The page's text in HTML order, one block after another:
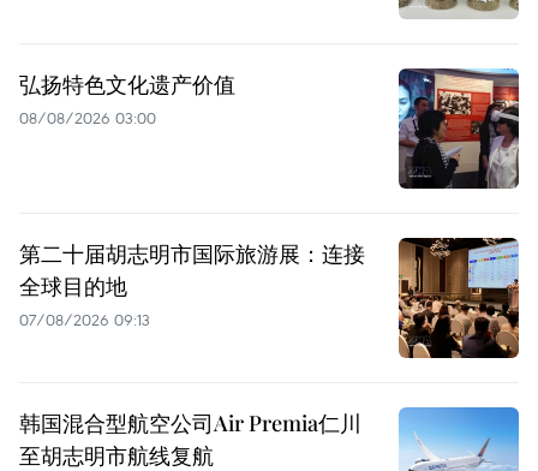
弘扬特色文化遗产价值
08/08/2026 03:00
第二十届胡志明市国际旅游展：连接
全球目的地
07/08/2026 09:13
韩国混合型航空公司Air Premia仁川
至胡志明市航线复航